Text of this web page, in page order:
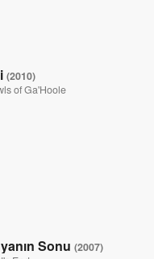
(2010)
of Ga'Hoole
Sonu(2007)